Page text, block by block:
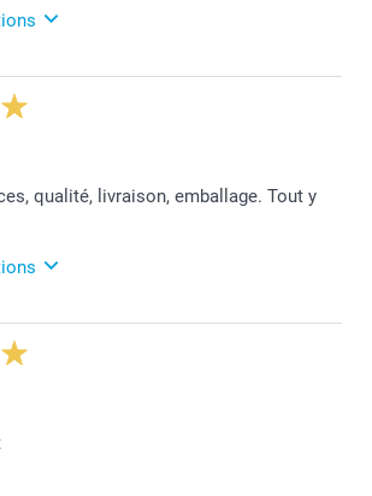
commentaire nous touche beaucoup
est notre plus belle réussite.
remercions et restons à votre entière
qualité, livraison, emballage. Tout y
remercions chaleureusement pour votre
Benjamin. Votre satisfaction
grande récompense.
reste à votre entière